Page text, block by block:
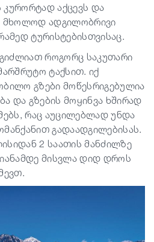
აქცევს და
მხოლოდ ადგილობრივი
ტურისტებისთვისაც.
როგორც საკუთარი
ტაქსით. იქ
გზები მოწესრიგებულია
და გზების მოყინვა ხშირად
რაც აუცილებლად უნდა
გადაადგილებისას.
2 საათის მანძილზე
მისვლა დიდ დროს